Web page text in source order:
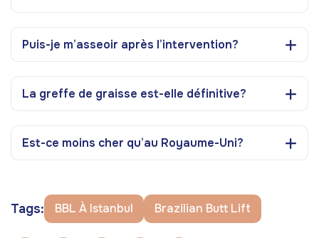
Puis-je m’asseoir après l’intervention?
La greffe de graisse est-elle définitive?
Est-ce moins cher qu’au Royaume-Uni?
Tags: BBL À Istanbul Brazilian Butt Lift